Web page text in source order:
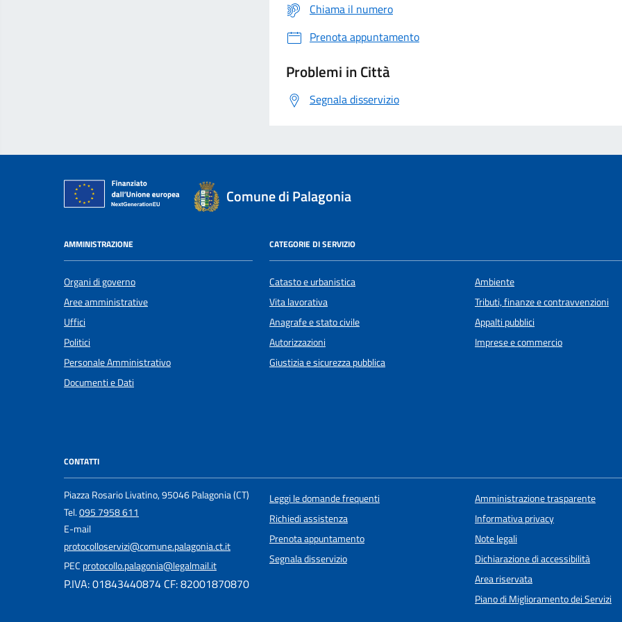
Chiama il numero
Prenota appuntamento
Problemi in Città
Segnala disservizio
Comune di Palagonia
AMMINISTRAZIONE
Organi di governo
Aree amministrative
Uffici
Politici
Personale Amministrativo
Documenti e Dati
CATEGORIE DI SERVIZIO
Catasto e urbanistica
Vita lavorativa
Anagrafe e stato civile
Autorizzazioni
Giustizia e sicurezza pubblica
Ambiente
Tributi, finanze e contravvenzioni
Appalti pubblici
Imprese e commercio
CONTATTI
Piazza Rosario Livatino, 95046 Palagonia (CT)
Tel.095 7958 611
E-mail
protocolloservizi@comune.palagonia.ct.it
PEC protocollo.palagonia@legalmail.it
P.IVA: 01843440874 CF: 82001870870
Leggi le domande frequenti
Richiedi assistenza
Prenota appuntamento
Segnala disservizio
Amministrazione trasparente
Informativa privacy
Note legali
Dichiarazione di accessibilità
Area riservata
Piano di Miglioramento dei Servizi